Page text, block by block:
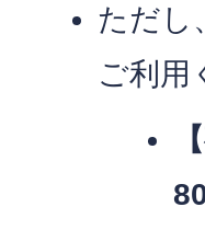
ただし
ご利用